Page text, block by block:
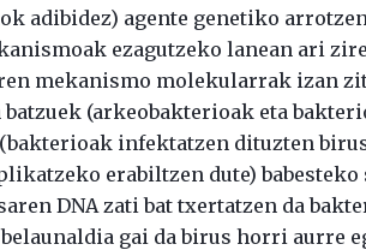
adibidez) agente genetiko
ezagutzeko lanean ari
mekanismo molekularrak izan
(arkeobakterioak eta
infektatzen dituzten
erabiltzen dute)
DNA zati bat txertatzen da
gai da birus horri aurre